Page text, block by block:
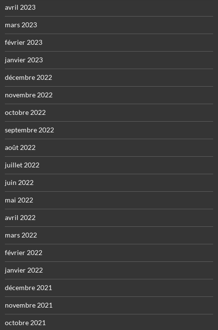
avril 2023
mars 2023
février 2023
janvier 2023
décembre 2022
novembre 2022
octobre 2022
septembre 2022
août 2022
juillet 2022
juin 2022
mai 2022
avril 2022
mars 2022
février 2022
janvier 2022
décembre 2021
novembre 2021
octobre 2021